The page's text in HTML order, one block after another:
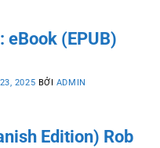
eBook (EPUB)
2025 BỞI ADMIN
Edition) Rob